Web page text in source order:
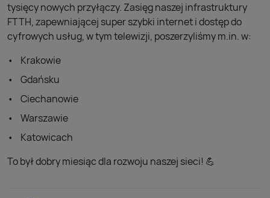
tysięcy nowych przyłączy. Zasięg naszej infrastruktury
FTTH, zapewniającej super szybki internet i dostęp do
cyfrowych usług, w tym telewizji, poszerzyliśmy m.in. w:
Krakowie
Gdańsku
Ciechanowie
Warszawie
Katowicach
To był dobry miesiąc dla rozwoju naszej sieci! 💪